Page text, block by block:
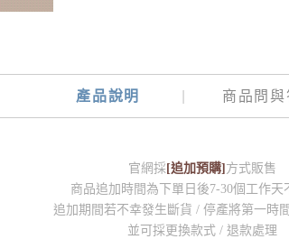
產品說明 商品問
官網採 [追加預購] 方式販售
商品追加時間為下單日後7-30個工作天
追加期間若不幸發生斷貨 / 停產將第一時
並可採更換款式 / 退款處理